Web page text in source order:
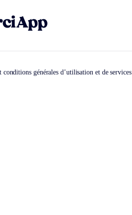
conditions générales d’utilisation et de services